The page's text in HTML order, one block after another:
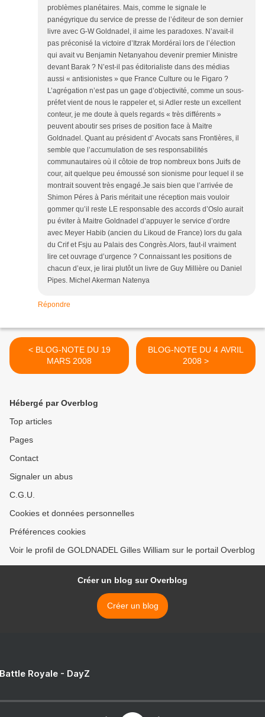
problèmes planétaires. Mais, comme le signale le
panégyrique du service de presse de l’éditeur de son dernier
livre avec G-W Goldnadel, il aime les paradoxes. N’avait-il
pas préconisé la victoire d’Itzrak Mordéraï lors de l’élection
qui avait vu Benjamin Netanyahou devenir premier Ministre
devant Barak ? N’est-il pas éditorialiste dans des médias
aussi « antisionistes » que France Culture ou le Figaro ?
L’agrégation n’est pas un gage d’objectivité, comme un sous-
préfet vient de nous le rappeler et, si Adler reste un excellent
conteur, je me doute à quels regards « très différents »
peuvent aboutir ses prises de position face à Maitre
Goldnadel. Quant au président d’ Avocats sans Frontières, il
semble que l’accumulation de ses responsabilités
communautaires où il côtoie de trop nombreux bons Juifs de
cour, ait quelque peu émoussé son sionisme pour lequel il se
montrait souvent très engagé.Je sais bien que l’arrivée de
Shimon Péres à Paris méritait une réception mais vouloir
gommer qu’il reste LE responsable des accords d’Oslo aurait
pu éviter à Maitre Goldnadel d’appuyer le service d’ordre
avec Meyer Habib (ancien du Likoud de France) lors du gala
du Crif et Fsju au Palais des Congrès.Alors, faut-il vraiment
lire cet ouvrage d’urgence ? Connaissant les positions de
chacun d’eux, je lirai plutôt un livre de Guy Millière ou Daniel
Pipes. Michel Akerman Natenya
Répondre
< BLOG-NOTE DU 19
MARS 2008
BLOG-NOTE DU 4 AVRIL
2008 >
Hébergé par Overblog
Top articles
Pages
Contact
Signaler un abus
C.G.U.
Cookies et données personnelles
Préférences cookies
Voir le profil de GOLDNADEL Gilles William sur le portail Overblog
Créer un blog sur Overblog
Créer un blog
Royale - DayZ